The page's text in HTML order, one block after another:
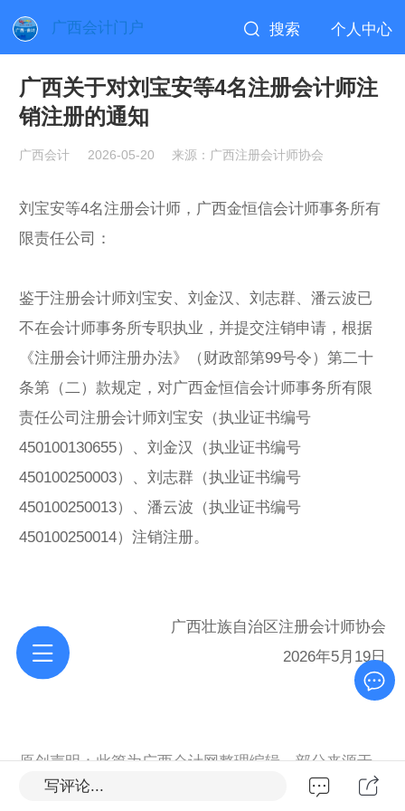
广西会计门户 搜索 个人中心
广西关于对刘宝安等4名注册会计师注
销注册的通知
广西会计 2026-05-20 来源：广西注册会计师协会
刘宝安等4名注册会计师，广西金恒信会计师事务所有
限责任公司：
鉴于注册会计师刘宝安、刘金汉、刘志群、潘云波已
不在会计师事务所专职执业，并提交注销申请，根据
《注册会计师注册办法》（财政部第99号令）第二十
条第（二）款规定，对广西金恒信会计师事务所有限
责任公司注册会计师刘宝安（执业证书编号
450100130655）、刘金汉（执业证书编号
450100250003）、刘志群（执业证书编号
450100250013）、潘云波（执业证书编号
450100250014）注销注册。
广西壮族自治区注册会计师协会
2026年5月19日
原创声明：此篇为广西会计网整理编辑，部分来源于
网络,广西会计管理,转载请标明出处链接：
https://m.g
写评论...